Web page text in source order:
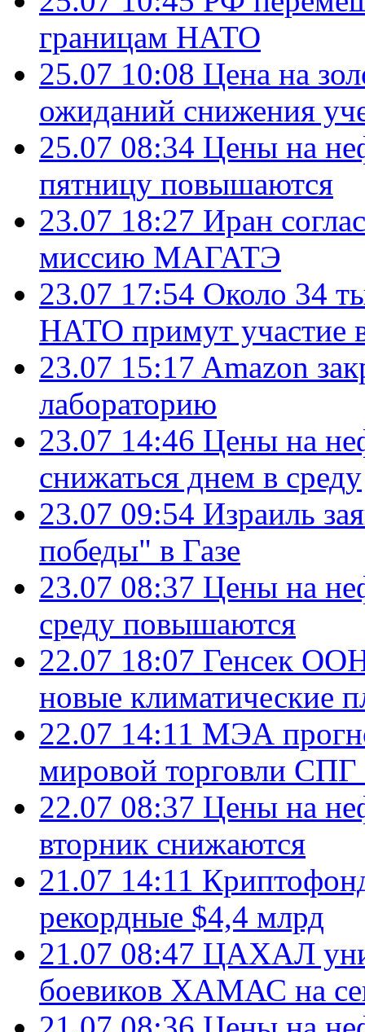
границам НАТО
25.07 10:08 Цена на
ожиданий снижения
25.07 08:34 Цены на
пятницу повышаются
23.07 18:27 Иран
миссию МАГАТЭ
23.07 17:54 Около 34
НАТО примут участие
23.07 15:17 Amazon
лабораторию
23.07 14:46 Цены на
снижаться днем в среду
23.07 09:54 Израиль
победы" в Газе
23.07 08:37 Цены на
среду повышаются
22.07 18:07 Генсек ООН
новые климатические
22.07 14:11 МЭА
мировой торговли СПГ
22.07 08:37 Цены на
вторник снижаются
21.07 14:11
рекордные $4,4 млрд
21.07 08:47 ЦАХАЛ
боевиков ХАМАС на